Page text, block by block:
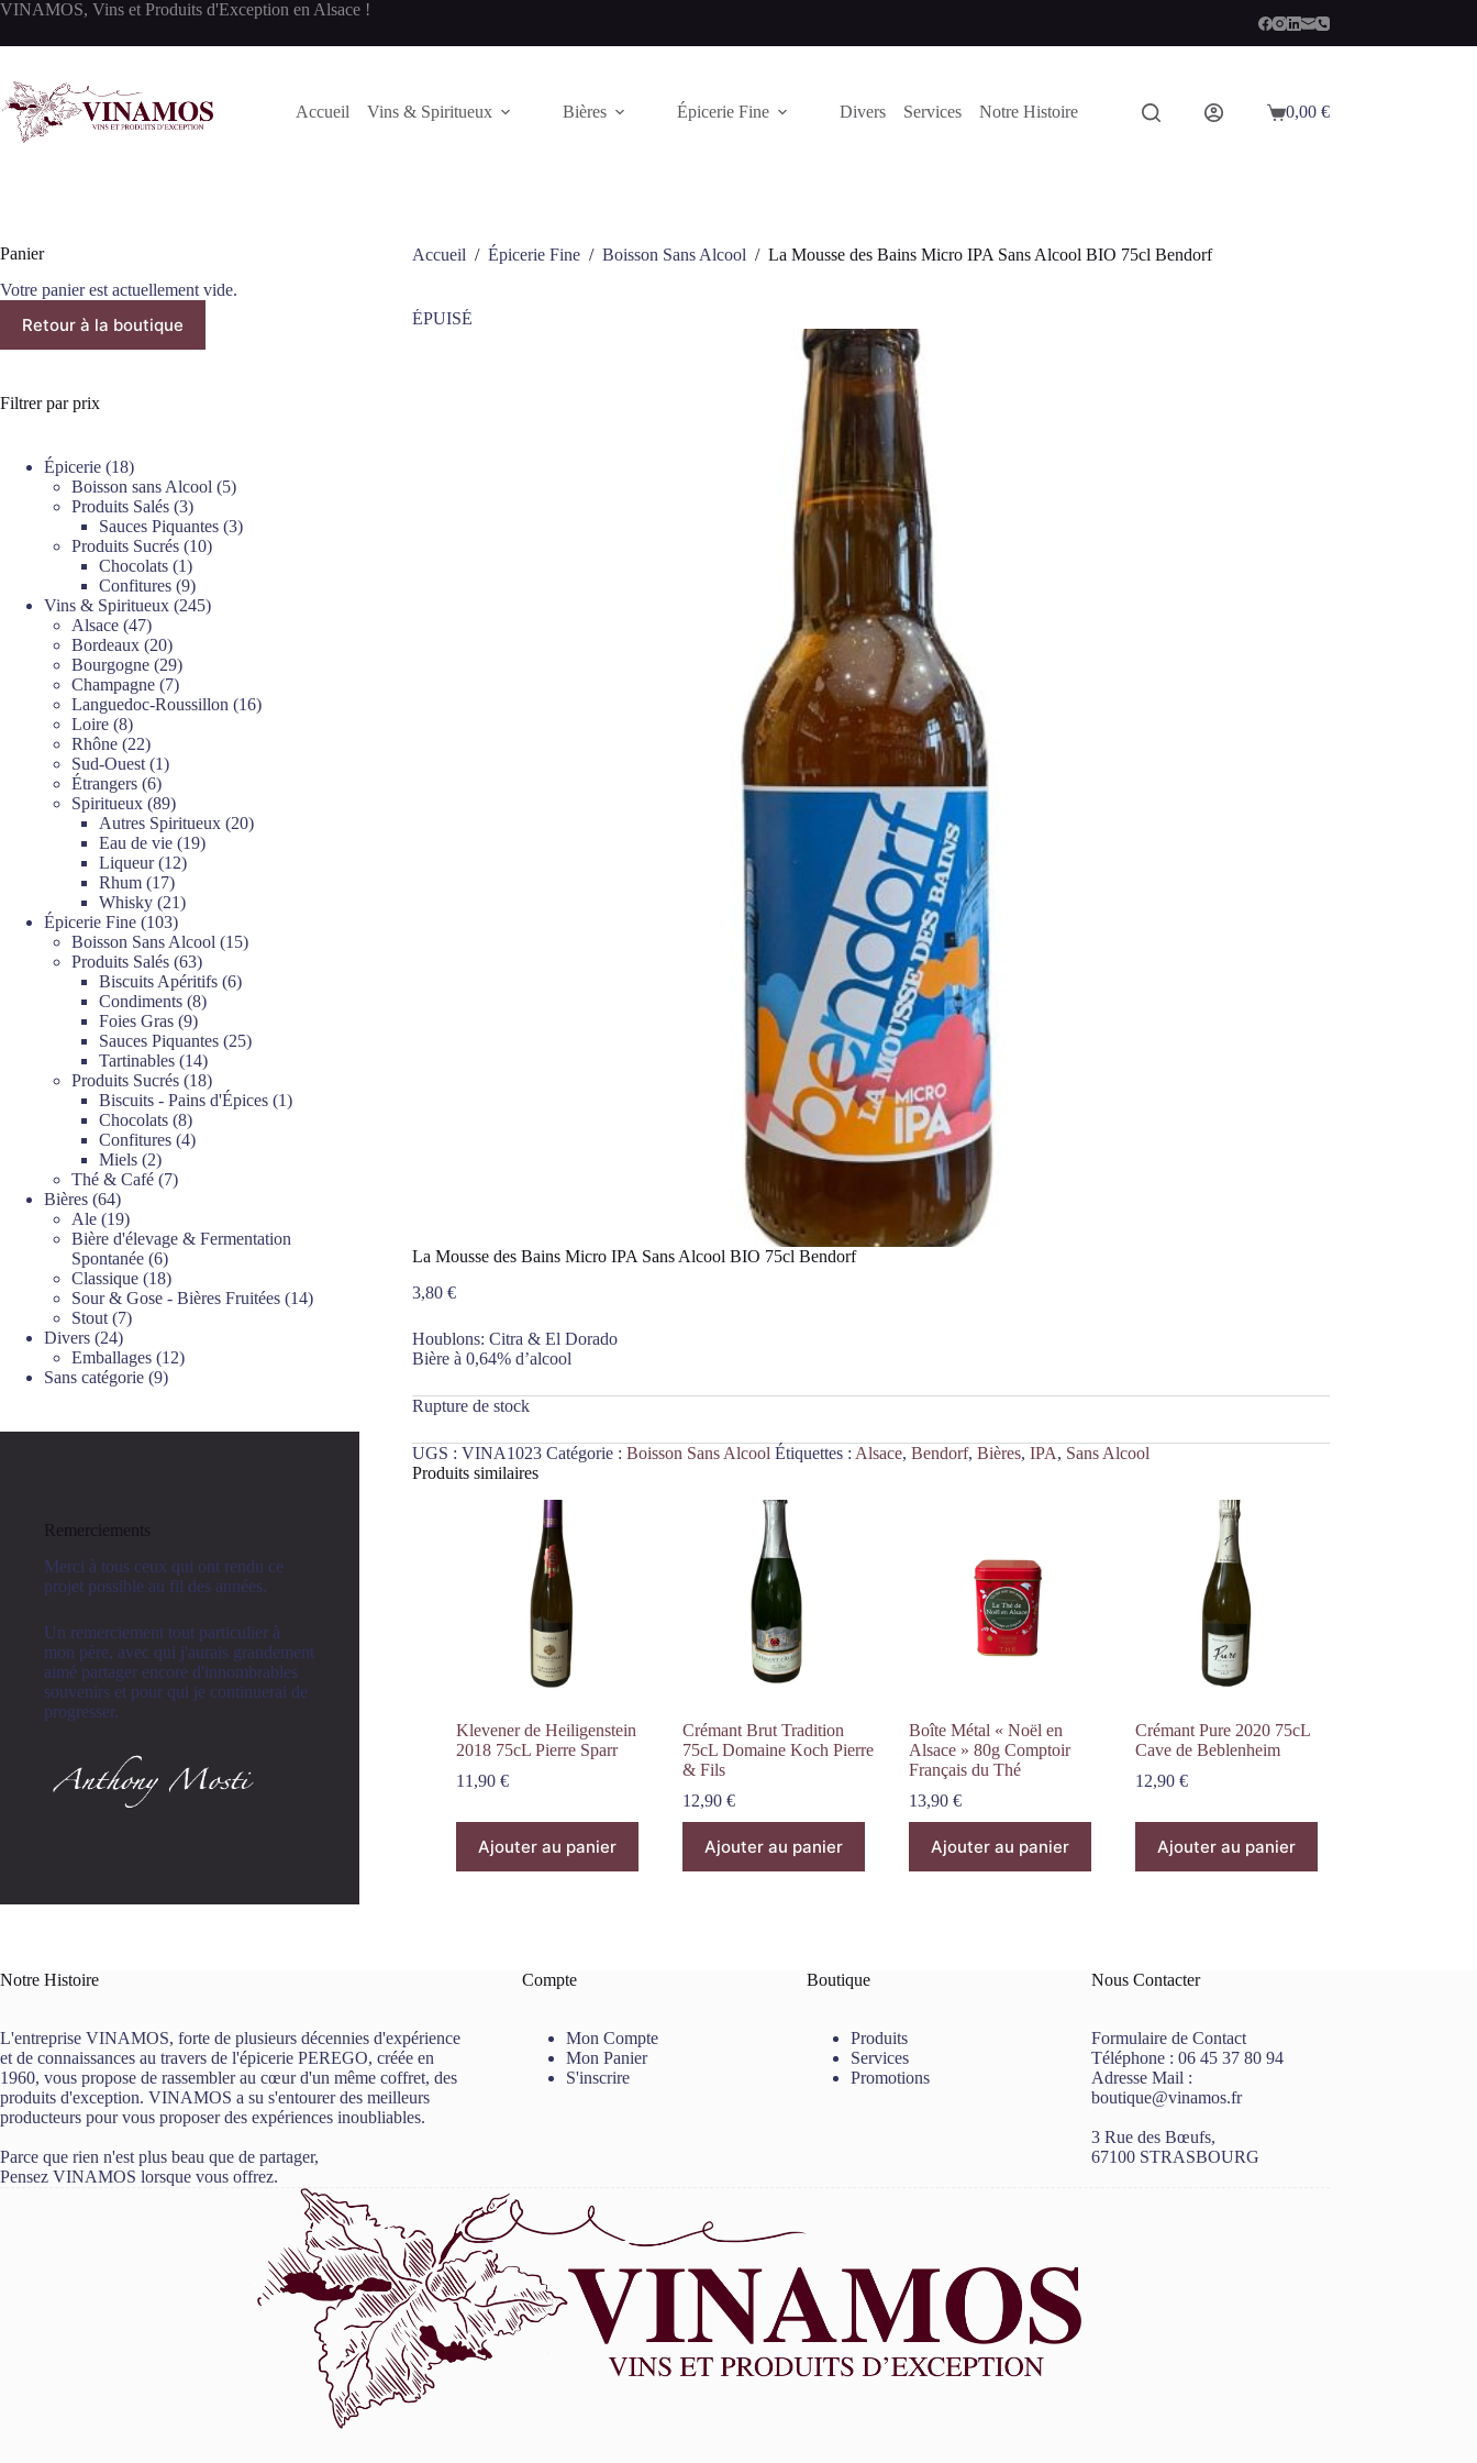
Passer
contenu
VINAMOS, Vins et Produits d'Exception en Alsace !
Accueil Vins & Spiritueux Bières Épicerie Fine Divers Services Notre Histoire
Panier
0,00 €
Accueil / Épicerie Fine / Boisson Sans Alcool / La Mousse des Bains Micro IPA Sans Alcool BIO 75cl Bendorf
ÉPUISÉ
La Mousse des Bains Micro IPA Sans Alcool BIO 75cl Bendorf
3,80 €
Houblons: Citra & El Dorado
Bière à 0,64% d’alcool
Rupture de stock
UGS : VINA1023 Catégorie : Boisson Sans Alcool Étiquettes : Alsace, Bendorf, Bières, IPA, Sans Alcool
Produits similaires
Klevener de Heiligenstein
2018 75cL Pierre Sparr
11,90 €
Ajouter au panier
Crémant Brut Tradition
75cL Domaine Koch Pierre
& Fils
12,90€
Ajouter au panier
Boîte Métal « Noël en
Alsace » 80g Comptoir
Français du Thé
13,90€
Ajouter au panier
Crémant Pure 2020 75cL
Cave de Beblenheim
12,90€
Ajouter au panier
Panier
Votre panier est actuellement vide.
Retour à la boutique
Filtrer par prix
Épicerie 1818
produits
Boisson sans Alcool 55
Produits Salés 33
produits
Sauces Piquantes 33
Produits Sucrés 1010
Chocolats 11
produit
Confitures 99
produits
Vins & Spiritueux 245245
Alsace 4747
produits
Bordeaux 2020
produits
Bourgogne 2929
produits
Champagne 77
produits
Languedoc-Roussillon 1616
Loire 88
produits
Rhône 2222
produits
Sud-Ouest 11
Étrangers 66
produits
Spiritueux 8989
produits
Autres Spiritueux 2020
Eau de vie 1919
Liqueur 1212
Rhum 1717
produits
Whisky 2121
Épicerie Fine 103103
produits
Boisson Sans Alcool 1515
Produits Salés 6363
produits
Biscuits Apéritifs 66
Condiments 88
Foies Gras 99
produits
Sauces Piquantes 2525
Tartinables 1414
produits
Produits Sucrés 1818
produits
Biscuits - Pains d'Épices 11
Chocolats 88
produits
Confitures 44
Miels 22
produits
Thé & Café 77
Bières 6464
produits
Ale 1919
produits
Bière d'élevage & Fermentation
Spontanée 66
produits
Classique 1818
produits
Sour & Gose - Bières Fruitées 1414
Stout 77
Divers 2424
produits
Emballages 1212
Sans catégorie 99
Remerciements
Merci à tous ceux qui ont rendu ce
projet possible au fil des années.
Un remerciement tout particulier à
mon père, avec qui j'aurais grandement
aimé partager encore d'innombrables
souvenirs et pour qui je continuerai de
progresser.
Notre Histoire
L'entreprise VINAMOS, forte de plusieurs décennies d'expérience
et de connaissances au travers de l'épicerie PEREGO, créée en
1960, vous propose de rassembler au cœur d'un même coffret, des
produits d'exception. VINAMOS a su s'entourer des meilleurs
producteurs pour vous proposer des expériences inoubliables.
Parce que rien n'est plus beau que de partager,
Pensez VINAMOS lorsque vous offrez.
Compte
Mon Compte
Mon Panier
S'inscrire
Boutique
Produits
Services
Promotions
Nous Contacter
Formulaire de Contact
Téléphone :06 45 37 80 94
Adresse Mail :
boutique@vinamos.fr
3 Rue des Bœufs,
67100 STRASBOURG